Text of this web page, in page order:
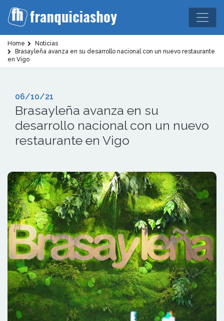
Home
Noticias
Brasayleña avanza en su desarrollo nacional con un nuevo restaurante
en Vigo
06/10/21
Brasayleña avanza en su
desarrollo nacional con un nuevo
restaurante en Vigo